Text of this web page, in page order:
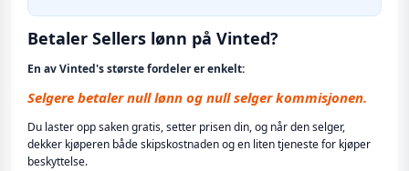
Betaler Sellers lønn på Vinted?
En av Vinted's største fordeler er enkelt:
Selgere betaler null lønn og null selger kommisjonen.
Du laster opp saken gratis, setter prisen din, og når den selger,
dekker kjøperen både skipskostnaden og en liten tjeneste for kjøper
beskyttelse.